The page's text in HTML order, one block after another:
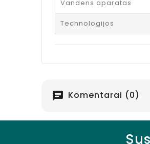
Vandens aparatas
Technologijos
chat Komentarai (0)